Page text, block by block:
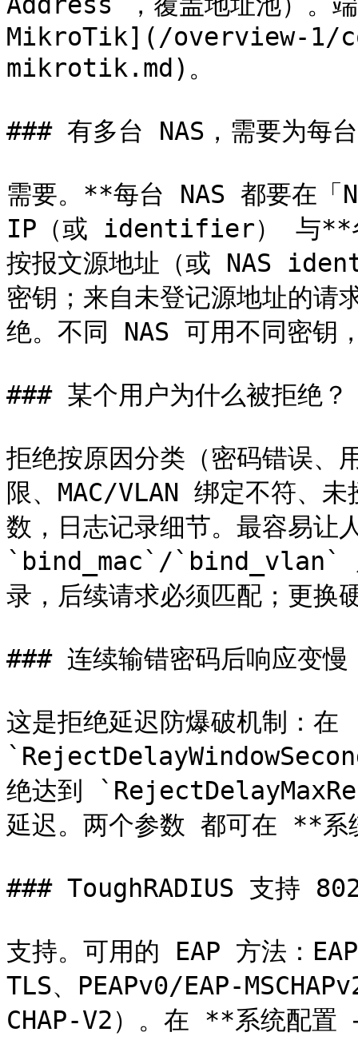
MikroTik](/overview-1/
mikrotik.md)。
### 有多台 NAS，需要为每
需要。**每台 NAS 都要在「
IP（或 identifier） 与**各
按报文源地址（或 NAS
密钥；来自未登记源地址的请
绝。不同 NAS 可用不同密钥
### 某个用户为什么被拒绝？
拒绝按原因分类（密码错误、
限、MAC/VLAN 绑定不符、
数，日志记录细节。最容易
`bind_mac`/`bind_vlan` 后
录，后续请求必须匹配；更换
### 连续输错密码后响应变慢
这是拒绝延迟防爆破机制：在
绝达到
延迟。两个参数 都可在 **
### ToughRADIUS 支持
支持。可用的 EAP 方法：
TLS、PEAPv0/EAP-
CHAP-V2）。在 **系统配